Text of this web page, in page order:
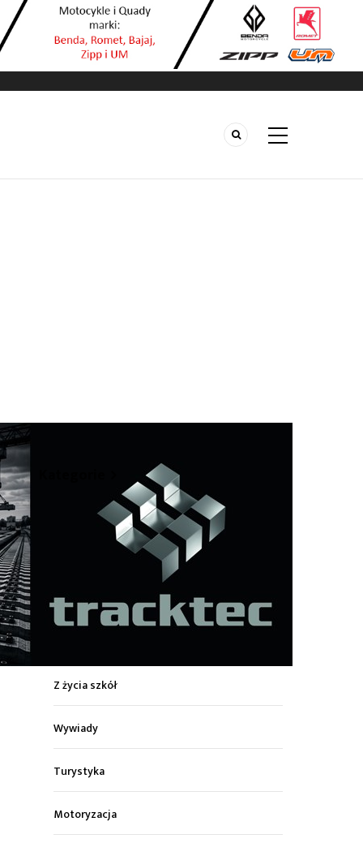
Z życia miasta
Kultura
Z życia szkół
Wywiady
Turystyka
Motoryzacja